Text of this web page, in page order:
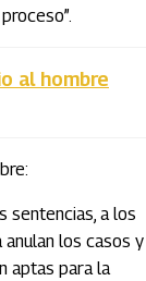
al hombre
sentencias, a los
los casos y
aptas para la